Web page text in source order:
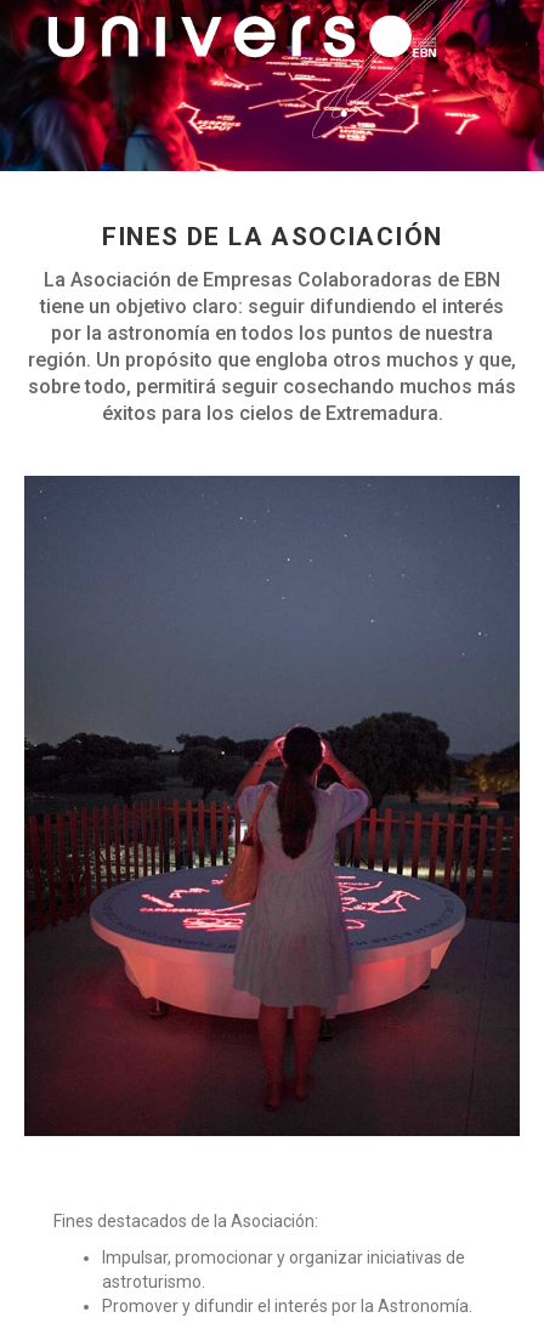
FINES DE LA ASOCIACIÓN
La Asociación de Empresas Colaboradoras de EBN
tiene un objetivo claro: seguir difundiendo el interés
por la astronomía en todos los puntos de nuestra
región. Un propósito que engloba otros muchos y que,
sobre todo, permitirá seguir cosechando muchos más
éxitos para los cielos de Extremadura.
Fines destacados de la Asociación:
Impulsar, promocionar y organizar iniciativas de
astroturismo.
Promover y difundir el interés por la Astronomía.